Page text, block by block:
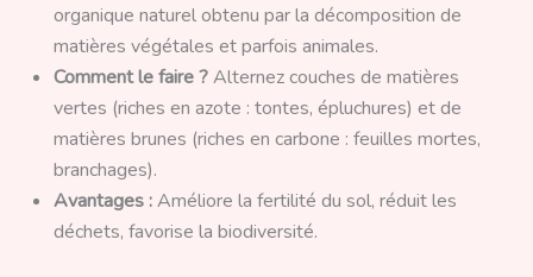
organique naturel obtenu par la décomposition de
matières végétales et parfois animales.
Comment le faire ?Alternez couches de matières
vertes (riches en azote : tontes, épluchures) et de
matières brunes (riches en carbone : feuilles mortes,
branchages).
Avantages :Améliore la fertilité du sol, réduit les
déchets, favorise la biodiversité.